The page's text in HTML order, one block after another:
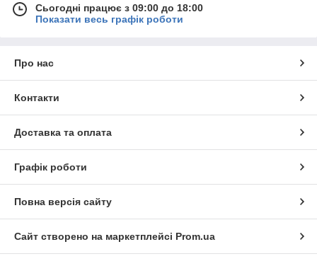
Сьогодні працює з 09:00 до 18:00
Показати весь графік роботи
Про нас
Контакти
Доставка та оплата
Графік роботи
Повна версія сайту
Сайт створено на маркетплейсі Prom.ua